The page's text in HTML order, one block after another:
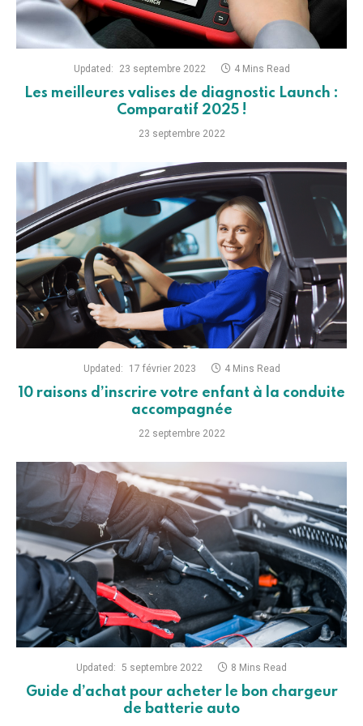
Updated: 23 septembre 2022 4 Mins Read
Les meilleures valises de diagnostic Launch :
Comparatif 2025 !
23 septembre 2022
Updated: 17 février 2023 4 Mins Read
10 raisons d’inscrire votre enfant à la conduite
accompagnée
22 septembre 2022
Updated: 5 septembre 2022 8 Mins Read
Guide d’achat pour acheter le bon chargeur
de batterie auto